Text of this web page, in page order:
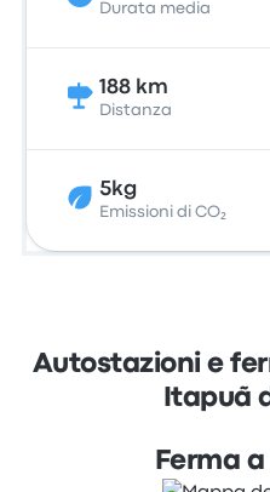
Durata media
188 km
Distanza
5kg
Emissioni di CO₂
Autostazioni e
Itapuã
Ferma